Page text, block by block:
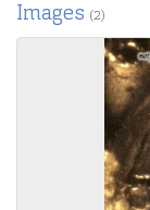
Images (2)